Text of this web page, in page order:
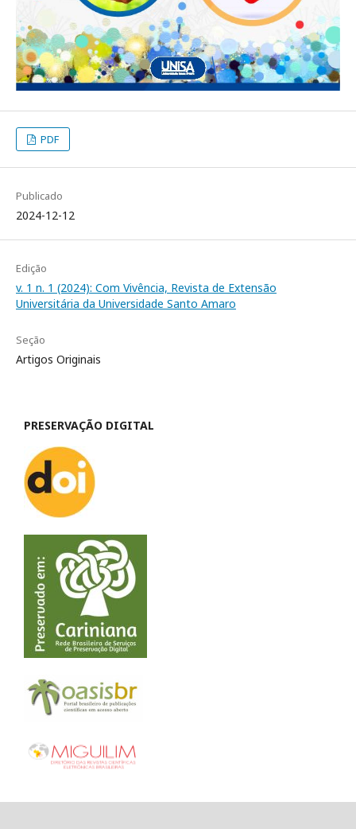
PDF
Publicado
2024-12-12
Edição
v. 1 n. 1 (2024): Com Vivência, Revista de Extensão
Universitária da Universidade Santo Amaro
Seção
Artigos Originais
PRESERVAÇÃO DIGITAL